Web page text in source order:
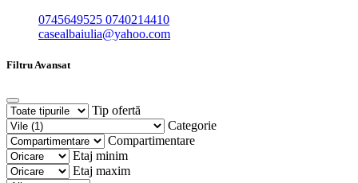
0745649525 0740214410
casealbaiulia@yahoo.com
Filtru Avansat
Tip ofertă
Categorie
Compartimentare
Etaj minim
Etaj maxim